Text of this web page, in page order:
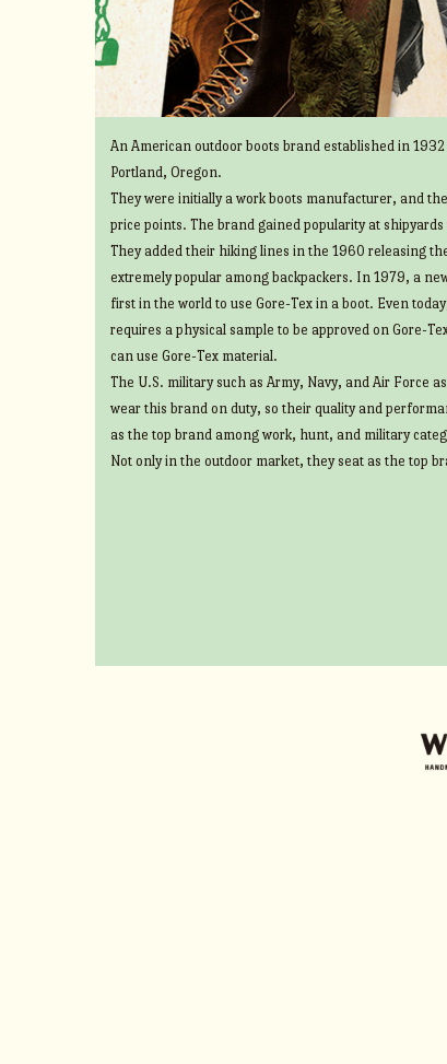
An American outdoor boots brand established in
Portland, Oregon.
They were initially a work boots manufacturer, and
price points. The brand gained popularity at shipyards
They added their hiking lines in the 1960 releasing
extremely popular among backpackers. In 1979, a
first in the world to use Gore-Tex in a boot. Even
requires a physical sample to be approved on Gore-
can use Gore-Tex material.
The U.S. military such as Army, Navy, and Air Force
wear this brand on duty, so their quality and
as the top brand among work, hunt, and military
Not only in the outdoor market, they seat as the top